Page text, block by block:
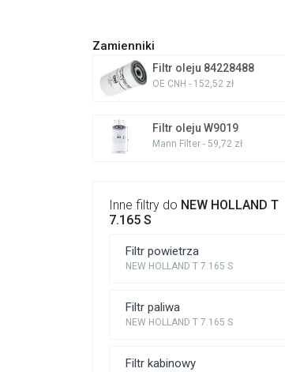
Zamienniki
Filtr oleju 84228488
OE CNH - 152,52 zł
Filtr oleju W9019
Mann Filter - 59,72 zł
Inne filtry do NEW HOLLAND T
7.165 S
Filtr powietrza
NEW HOLLAND T 7.165 S
Filtr paliwa
NEW HOLLAND T 7.165 S
Filtr kabinowy